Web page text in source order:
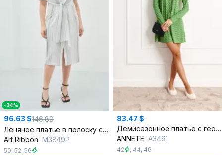
-34%
96.63 $146.89
Леняное платье в полоску с поясом и разрезом, V-образный вырез
Art Ribbon M3849P
50, 52, 56
83.47 $
Демисезонное платье с геометрическим принтом и овальной горловиной
ANNETE A3491
42 , 44, 46